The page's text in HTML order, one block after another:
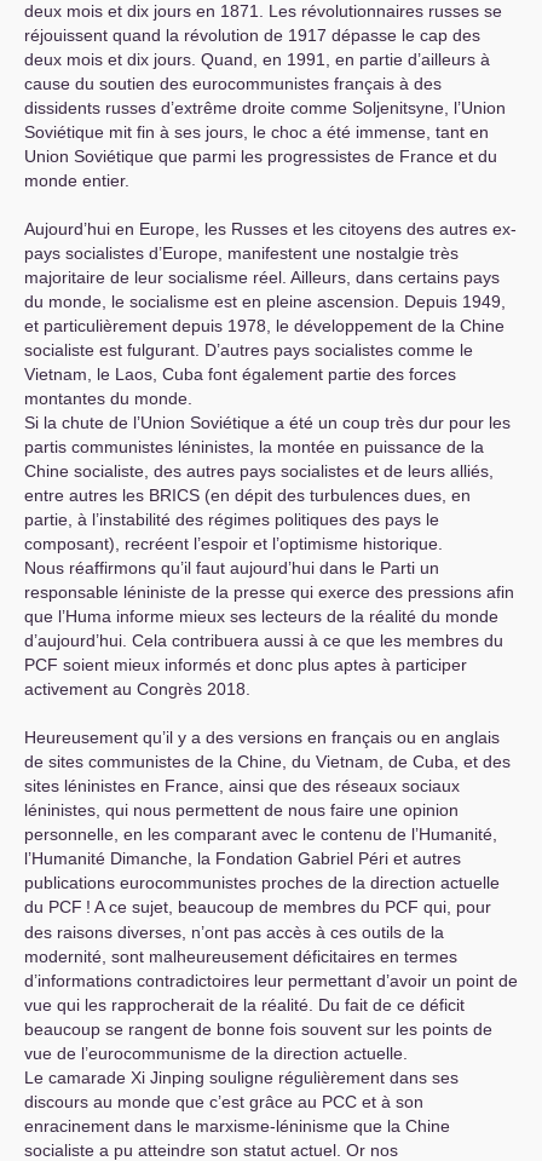
deux mois et dix jours en 1871. Les révolutionnaires russes se
réjouissent quand la révolution de 1917 dépasse le cap des
deux mois et dix jours. Quand, en 1991, en partie d’ailleurs à
cause du soutien des eurocommunistes français à des
dissidents russes d’extrême droite comme Soljenitsyne, l’Union
Soviétique mit fin à ses jours, le choc a été immense, tant en
Union Soviétique que parmi les progressistes de France et du
monde entier.
Aujourd’hui en Europe, les Russes et les citoyens des autres ex-
pays socialistes d’Europe, manifestent une nostalgie très
majoritaire de leur socialisme réel. Ailleurs, dans certains pays
du monde, le socialisme est en pleine ascension. Depuis 1949,
et particulièrement depuis 1978, le développement de la Chine
socialiste est fulgurant. D’autres pays socialistes comme le
Vietnam, le Laos, Cuba font également partie des forces
montantes du monde.
Si la chute de l’Union Soviétique a été un coup très dur pour les
partis communistes léninistes, la montée en puissance de la
Chine socialiste, des autres pays socialistes et de leurs alliés,
entre autres les BRICS (en dépit des turbulences dues, en
partie, à l’instabilité des régimes politiques des pays le
composant), recréent l’espoir et l’optimisme historique.
Nous réaffirmons qu’il faut aujourd’hui dans le Parti un
responsable léniniste de la presse qui exerce des pressions afin
que l’Huma informe mieux ses lecteurs de la réalité du monde
d’aujourd’hui. Cela contribuera aussi à ce que les membres du
PCF soient mieux informés et donc plus aptes à participer
activement au Congrès 2018.
Heureusement qu’il y a des versions en français ou en anglais
de sites communistes de la Chine, du Vietnam, de Cuba, et des
sites léninistes en France, ainsi que des réseaux sociaux
léninistes, qui nous permettent de nous faire une opinion
personnelle, en les comparant avec le contenu de l’Humanité,
l’Humanité Dimanche, la Fondation Gabriel Péri et autres
publications eurocommunistes proches de la direction actuelle
du PCF ! A ce sujet, beaucoup de membres du PCF qui, pour
des raisons diverses, n’ont pas accès à ces outils de la
modernité, sont malheureusement déficitaires en termes
d’informations contradictoires leur permettant d’avoir un point de
vue qui les rapprocherait de la réalité. Du fait de ce déficit
beaucoup se rangent de bonne fois souvent sur les points de
vue de l’eurocommunisme de la direction actuelle.
Le camarade Xi Jinping souligne régulièrement dans ses
discours au monde que c’est grâce au PCC et à son
enracinement dans le marxisme-léninisme que la Chine
socialiste a pu atteindre son statut actuel. Or nos